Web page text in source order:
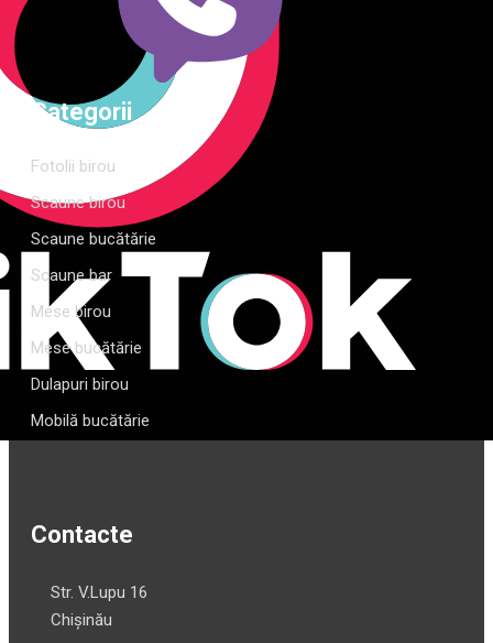
Categorii
Fotolii birou
Scaune birou
Scaune bucătărie
Scaune bar
Mese birou
Mese bucătărie
Dulapuri birou
Mobilă bucătărie
Contacte
Str. V.Lupu 16
Chișinău